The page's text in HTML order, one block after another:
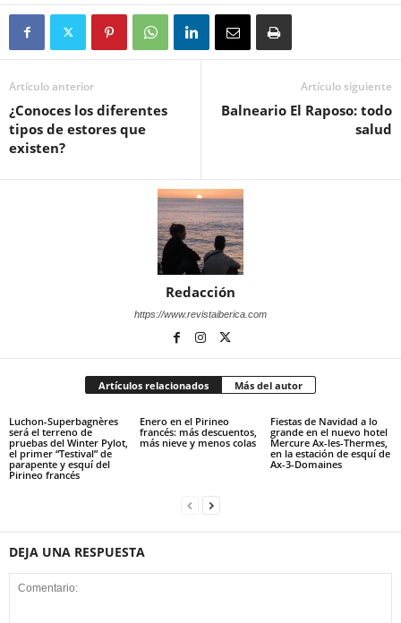
Artículo anterior
¿Conoces los diferentes
tipos de estores que
existen?
Artículo siguiente
Balneario El Raposo: todo
salud
Redacción
https://www.revistaiberica.com
Artículos relacionados Más del autor
Luchon-Superbagnères
será el terreno de
pruebas del Winter Pylot,
el primer “Testival” de
parapente y esquí del
Pirineo francés
Enero en el Pirineo
francés: más descuentos,
más nieve y menos colas
Fiestas de Navidad a lo
grande en el nuevo hotel
Mercure Ax-les-Thermes,
en la estación de esquí de
Ax-3-Domaines
DEJA UNA RESPUESTA